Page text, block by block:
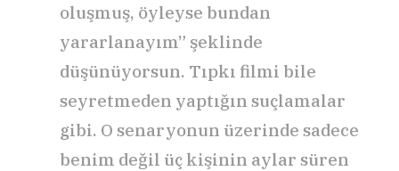
oluşmuş, öyleyse bundan
yararlanayım” şeklinde
düşünüyorsun. Tıpkı filmi bile
seyretmeden yaptığın suçlamalar
gibi. O senaryonun üzerinde sadece
benim değil üç kişinin aylar süren